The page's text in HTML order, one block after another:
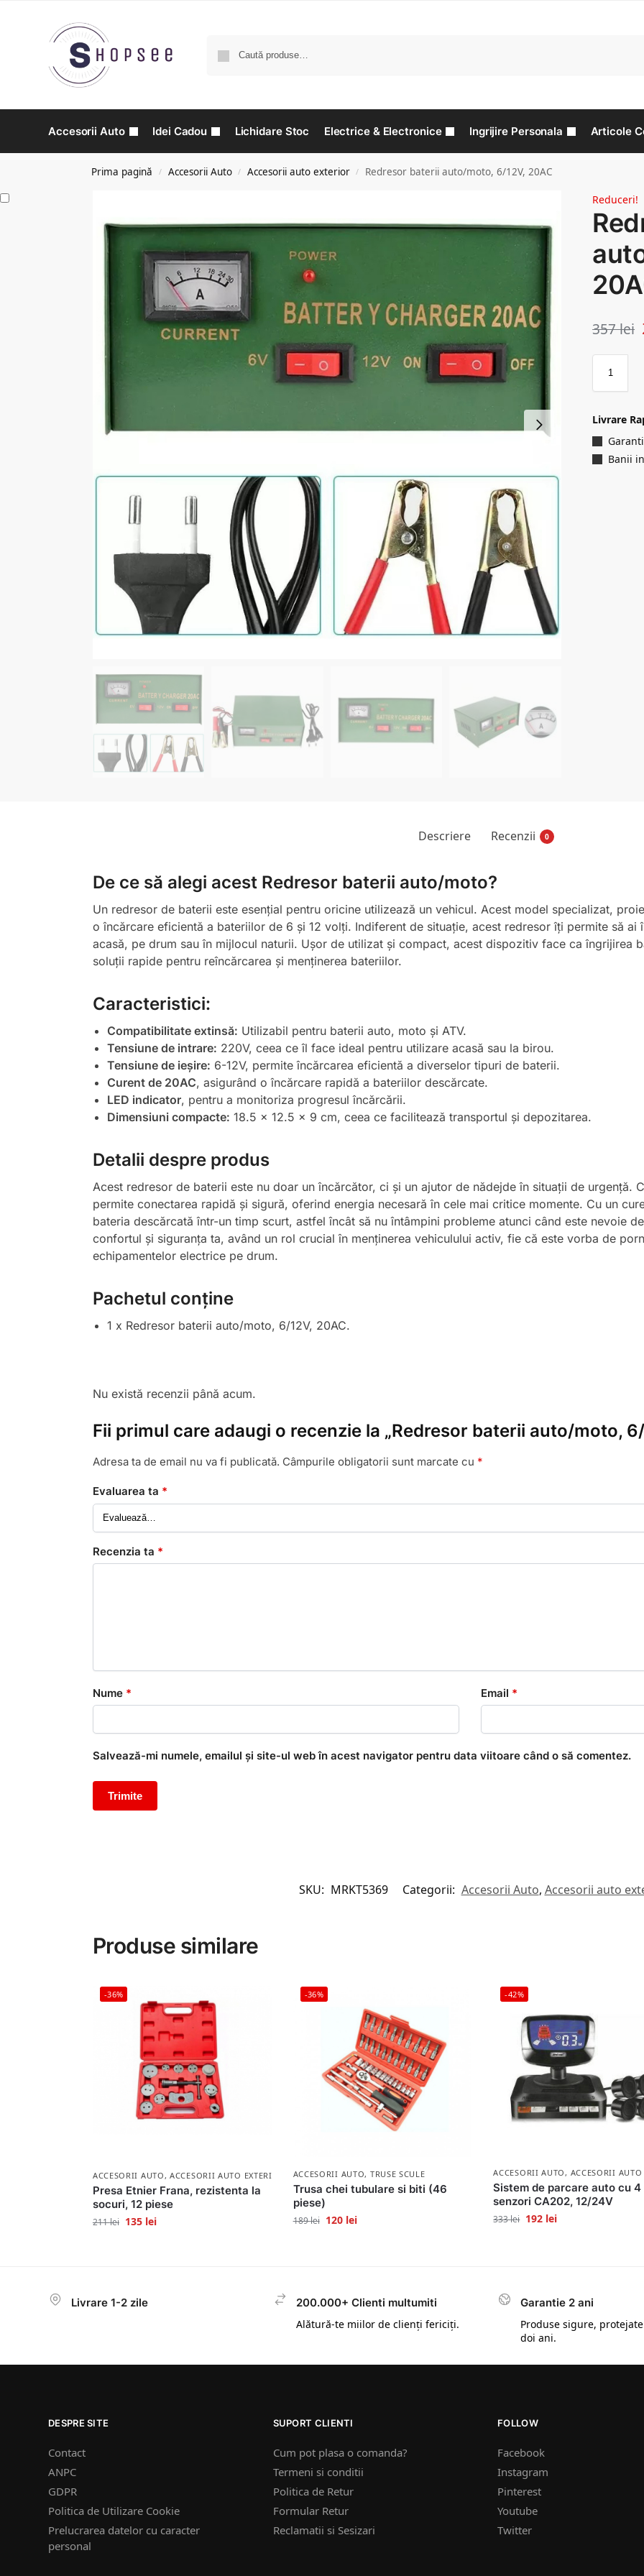
Accesorii Auto Idei Cadou Lichidare Stoc Electrice & Electronice Ingrijire Personala Articole
Prima pagină / Accesorii Auto / Accesorii auto exterior / Redresor baterii auto/moto, 6/12V, 20AC
Reduceri!
357lei
Livrare
Banii
Descriere Recenzii 0
De ce să alegi acest Redresor baterii auto/moto?
Un redresor de baterii este esențial pentru oricine utilizează un vehicul. Acest model specializat,
o încărcare eficientă a bateriilor de 6 și 12 volți. Indiferent de situație, acest redresor îți permite să ai
acasă, pe drum sau în mijlocul naturii. Ușor de utilizat și compact, acest dispozitiv face ca îngrijirea
soluții rapide pentru reîncărcarea și menținerea bateriilor.
Caracteristici:
Compatibilitate extinsă: Utilizabil pentru baterii auto, moto și ATV.
Tensiune de intrare: 220V, ceea ce îl face ideal pentru utilizare acasă sau la birou.
Tensiune de ieșire: 6-12V, permite încărcarea eficientă a diverselor tipuri de baterii.
Curent de 20AC, asigurând o încărcare rapidă a bateriilor descărcate.
LED indicator, pentru a monitoriza progresul încărcării.
Dimensiuni compacte: 18.5 x 12.5 x 9 cm, ceea ce facilitează transportul și depozitarea.
Detalii despre produs
Acest redresor de baterii este nu doar un încărcător, ci și un ajutor de nădejde în situații de urgență.
permite conectarea rapidă și sigură, oferind energia necesară în cele mai critice momente. Cu un
bateria descărcată într-un timp scurt, astfel încât să nu întâmpini probleme atunci când este nevoie
confortul și siguranța ta, având un rol crucial în menținerea vehiculului activ, fie că este vorba de
echipamentelor electrice pe drum.
Pachetul conține
1 x Redresor baterii auto/moto, 6/12V, 20AC.
Nu există recenzii până acum.
Fii primul care adaugi o recenzie la „Redresor baterii auto/moto, 6/
Adresa ta de email nu va fi publicată. Câmpurile obligatorii sunt marcate cu *
Evaluarea ta *
Recenzia ta *
Nume * Email *
Salvează-mi numele, emailul și site-ul web în acest navigator pentru data viitoare când o să comentez.
SKU: MRKT5369 Categorii: Accesorii Auto, Accesorii auto
Produse similare
-36%
ACCESORII AUTO,ACCESORII AUTO EXTERIOR
Presa Etnier Frana, rezistenta la
socuri, 12 piese
211lei 135 lei
-36%
ACCESORII AUTO, TRUSE SCULE
Trusa chei tubulare si biti (46
piese)
189lei 120 lei
-42%
ACCESORII AUTO , ACCESORII AUTO
Sistem de parcare auto cu 4
senzori CA202, 12/24V
333lei 192 lei
Livrare 1-2 zile
200.000+ Clienti multumiti
Alătură-te miilor de clienți fericiți.
Garantie 2 ani
Produse sigure,
doi ani.
DESPRE SITE
Contact
ANPC
GDPR
Politica de Utilizare Cookie
Prelucrarea datelor cu caracter
personal
SUPORT CLIENTI
Cum pot plasa o comanda?
Termeni si conditii
Politica de Retur
Formular Retur
Reclamatii si Sesizari
FOLLOW
Facebook
Instagram
Pinterest
Youtube
Twitter